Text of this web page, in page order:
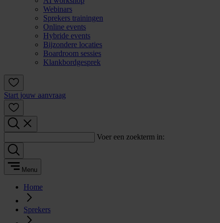
Webinars
Sprekers trainingen
Online events
Hybride events
Bijzondere locaties
Boardroom sessies
Klankbordgesprek
Start jouw aanvraag
Voer een zoekterm in:
Menu
Home
Sprekers